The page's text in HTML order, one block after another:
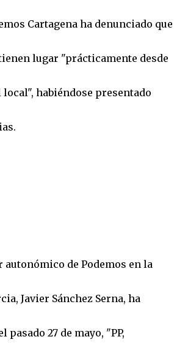
Cartagena ha denunciado que
lugar "prácticamente desde
habiéndose presentado
de Podemos en la
Javier Sánchez Serna, ha
pasado 27 de mayo, "PP,